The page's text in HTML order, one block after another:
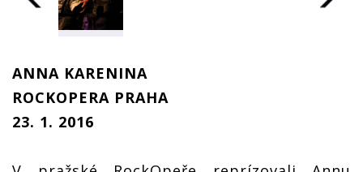
motorkářském
uvidíte jen v
RockOpeře!
ANNA KARENINA
ROCKOPERA PRAHA
23. 1. 2016